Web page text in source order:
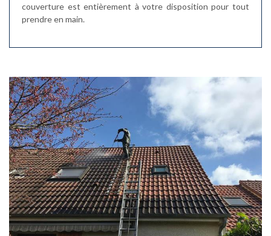
couverture est entièrement à votre disposition pour tout
prendre en main.